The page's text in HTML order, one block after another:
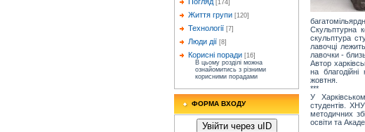
[174]
Життя групи [120]
Технології [7]
Люди дії [8]
Корисні поради [16]
В цьому розділі можна
ознайомитись з різними
корисними порадами
ФОРМА ВХОДУ
Увійти через uID
Скульптурна
скульптура
лавочці
лавочки -
Автор
на
жовтня.
***
У
студентів.
методичних
освіти та